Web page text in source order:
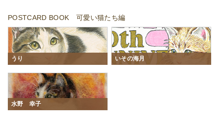
POSTCARD BOOK 可愛い猫たち編
うり いその海月
水野 幸子